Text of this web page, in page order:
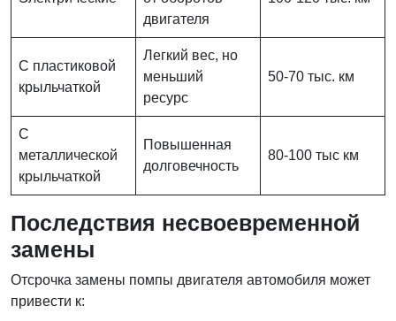
двигателя
С пластиковой
крыльчаткой
Легкий вес, но
меньший
ресурс
50-70 тыс. км
С
металлической
крыльчаткой
Повышенная
долговечность
80-100 тыс км
Последствия несвоевременной
замены
Отсрочка замены помпы двигателя автомобиля может
привести к: